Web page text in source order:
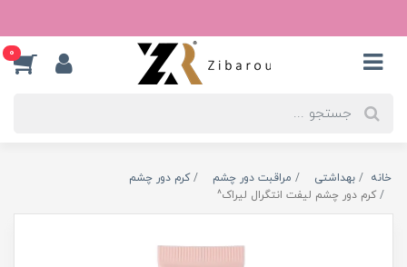
0
خانه بهداشتی مراقبت دور چشم
کرم دور چشم
کرم دور چشم لیفت انتگرال لیراک^